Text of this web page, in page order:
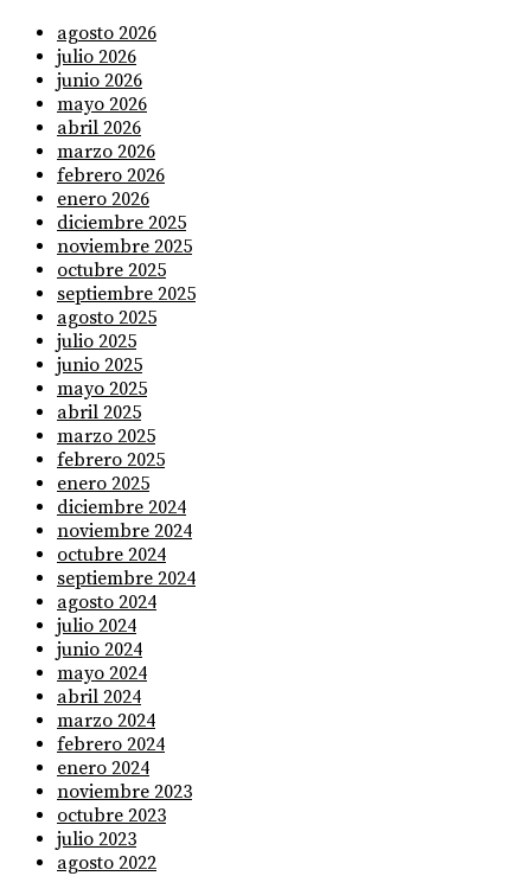
agosto 2026
julio 2026
junio 2026
mayo 2026
abril 2026
marzo 2026
febrero 2026
enero 2026
diciembre 2025
noviembre 2025
octubre 2025
septiembre 2025
agosto 2025
julio 2025
junio 2025
mayo 2025
abril 2025
marzo 2025
febrero 2025
enero 2025
diciembre 2024
noviembre 2024
octubre 2024
septiembre 2024
agosto 2024
julio 2024
junio 2024
mayo 2024
abril 2024
marzo 2024
febrero 2024
enero 2024
noviembre 2023
octubre 2023
julio 2023
agosto 2022